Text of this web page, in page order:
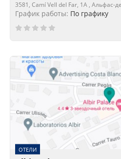
3581, Camí Vell del Far, 1A , Альфас-
График работы: По графику
ОТЕЛИ